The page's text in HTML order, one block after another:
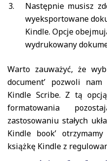
Następnie musisz
wyeksportowane
Kindle. Opcje
wydrukowany
Warto zauważyć, że
document’ pozwoli
Kindle Scribe. Z tą
formatowania
zastosowaniu stałych
Kindle book’
książkę Kindle z